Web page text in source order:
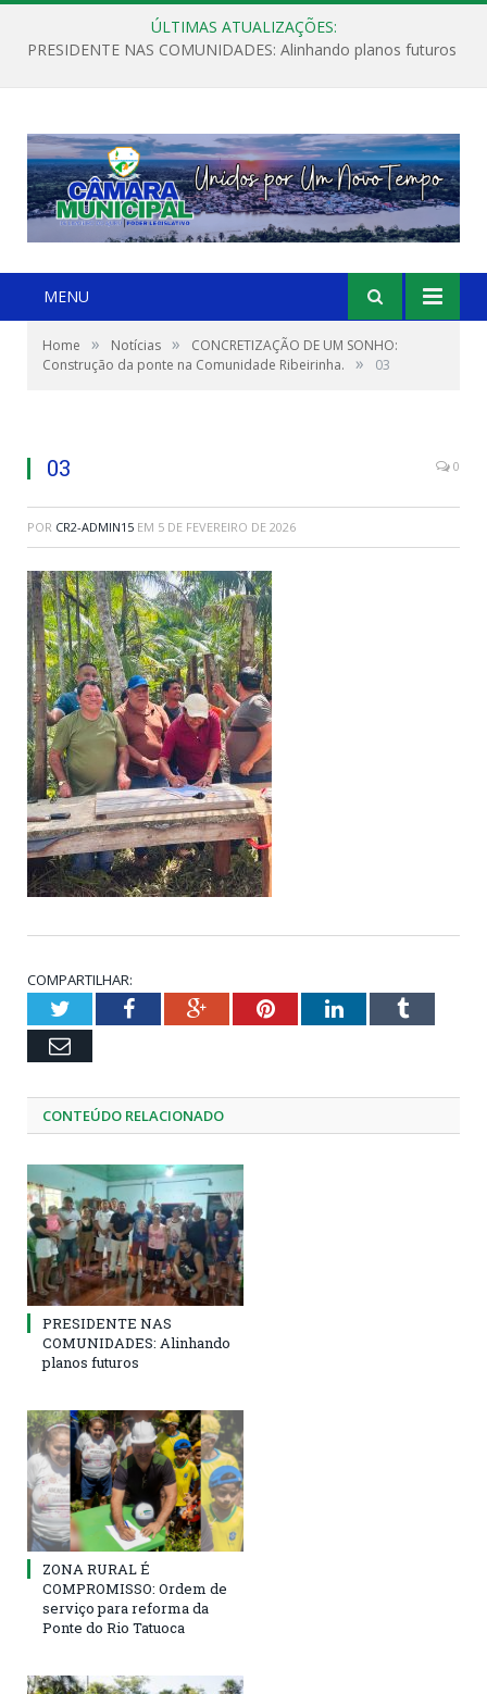
ÚLTIMAS ATUALIZAÇÕES:
PRESIDENTE NAS COMUNIDADES: Alinhando planos futuros
MENU
Home » Notícias »
CONCRETIZAÇÃO DE UM SONHO:
Construção da ponte na Comunidade Ribeirinha.
» 03
03 0
POR CR2-ADMIN15 EM 5 DE FEVEREIRO DE 2026
COMPARTILHAR:
TwitterFacebookGoogle+PinterestLinkedInTumblr
Email
CONTEÚDO RELACIONADO
PRESIDENTE NAS
COMUNIDADES: Alinhando
planos futuros
ZONA RURAL É
COMPROMISSO: Ordem de
serviço para reforma da
Ponte do Rio Tatuoca